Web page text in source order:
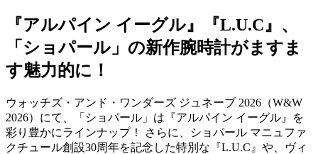
『アルパイン イーグル』『L.U.C』、
「ショパール」の新作腕時計がますま
す魅力的に！
ウォッチズ・アンド・ワンダーズ ジュネーブ 2026（W&W
2026）にて、「ショパール」は『アルパイン イーグル』を
彩り豊かにラインナップ！ さらに、ショパール マニュファ
クチュール創設30周年を記念した特別な『L.U.C』や、ヴィ